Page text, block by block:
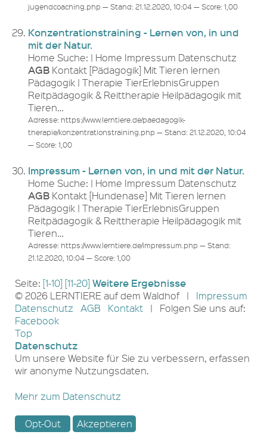
jugendcoaching.php — Stand: 21.12.2020, 10:04 — Score: 1,00
Konzentrationstraining - Lernen von, in und
mit der Natur.
Home Suche: | Home Impressum Datenschutz
AGBKontakt [Pädagogik] Mit Tieren lernen
Pädagogik | Therapie TierErlebnisGruppen
Reitpädagogik & Reittherapie Heilpädagogik mit
Tieren…
Adresse: https://www.lerntiere.de/paedagogik-
therapie/konzentrationstraining.php — Stand: 21.12.2020, 10:04
— Score: 1,00
Impressum - Lernen von, in und mit der Natur.
Home Suche: | Home Impressum Datenschutz
AGBKontakt [Hundenase] Mit Tieren lernen
Pädagogik | Therapie TierErlebnisGruppen
Reitpädagogik & Reittherapie Heilpädagogik mit
Tieren…
Adresse: https://www.lerntiere.de/impressum.php — Stand:
21.12.2020, 10:04 — Score: 1,00
Seite: [1-10] [11-20] Weitere Ergebnisse
© 2026 LERNTIERE auf dem Waldhof | Impressum
Datenschutz
AGB Kontakt
| Folgen Sie uns auf:
Facebook
Top
Datenschutz
Um unsere Website für Sie zu verbessern, erfassen
wir anonyme Nutzungsdaten.
Mehr zum Datenschutz
Opt-Out Akzeptieren